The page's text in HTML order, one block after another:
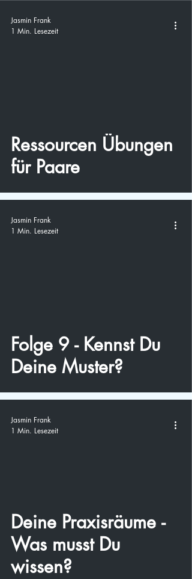
Ressourcen Übungen
für Paare
Jasmin Frank
1 Min. Lesezeit
Folge 9 - Kennst Du
Deine Muster?
Jasmin Frank
1 Min. Lesezeit
Deine Praxisräume -
Was musst Du
wissen?
Jasmin Frank
1 Min. Lesezeit